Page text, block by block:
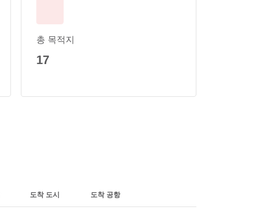
총 목적지
17
도착 도시 도착 공항